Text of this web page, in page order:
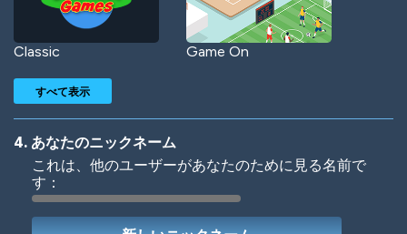
Classic Game On
Woof
すべて表示
4. あなたのニックネーム
これは、他のユーザーがあなたのために見る名前で
す：